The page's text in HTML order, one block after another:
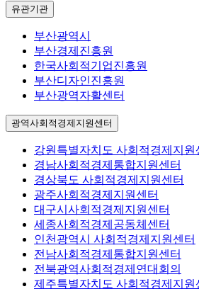
유관기관
부산광역시
부산경제진흥원
한국사회적기업진흥원
부산디자인진흥원
부산광역자활센터
광역사회적경제지원센터
강원특별자치도 사회적경제지원
경남사회적경제통합지원센터
경상북도 사회적경제지원센터
광주사회적경제지원센터
대구시사회적경제지원센터
세종사회적경제공동체센터
인천광역시 사회적경제지원센터
전남사회적경제통합지원센터
전북광역사회적경제연대회의
제주특별자치도 사회적경제지원